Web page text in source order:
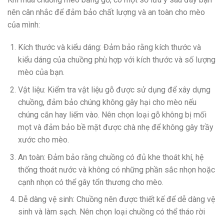
nên cân nhắc để đảm bảo chất lượng và an toàn cho mèo
của mình:
Kích thước và kiểu dáng: Đảm bảo rằng kích thước và
kiểu dáng của chuồng phù hợp với kích thước và số lượng
mèo của bạn.
Vật liệu: Kiểm tra vật liệu gỗ được sử dụng để xây dựng
chuồng, đảm bảo chúng không gây hại cho mèo nếu
chúng cắn hay liếm vào. Nên chọn loại gỗ không bị mối
mọt và đảm bảo bề mặt được chà nhẹ để không gây trầy
xước cho mèo.
An toàn: Đảm bảo rằng chuồng có đủ khe thoát khí, hệ
thống thoát nước và không có những phần sắc nhọn hoặc
cạnh nhọn có thể gây tổn thương cho mèo.
Dễ dàng vệ sinh: Chuồng nên được thiết kế để dễ dàng vệ
sinh và làm sạch. Nên chọn loại chuồng có thể tháo rời